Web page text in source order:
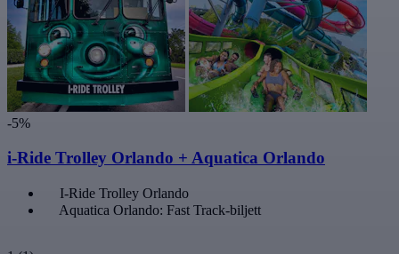
-5%
i-Ride Trolley Orlando + Aquatica Orlando
I-Ride Trolley Orlando
Aquatica Orlando: Fast Track-biljett